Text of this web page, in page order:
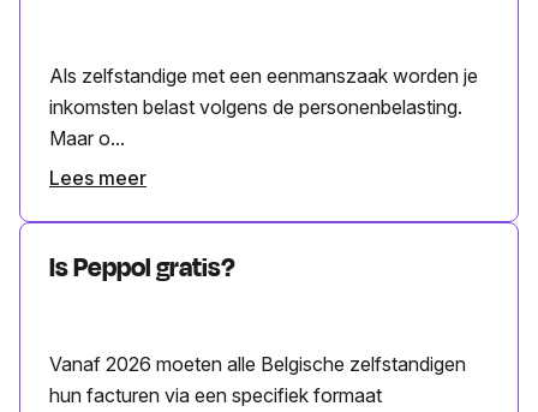
Als zelfstandige met een eenmanszaak worden je
inkomsten belast volgens de personenbelasting.
Maar o...
Lees meer
Is Peppol gratis?
Vanaf 2026 moeten alle Belgische zelfstandigen
hun facturen via een specifiek formaat